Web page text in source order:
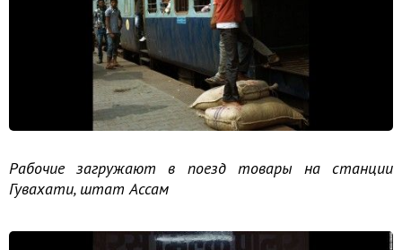
Рабочие загружают в поезд товары на станции
Гувахати, штат Ассам